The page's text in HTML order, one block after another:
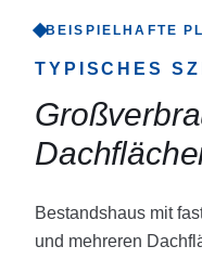
BEISPIELHAFTE
TYPISCHES
Bestandshaus mit
und mehreren